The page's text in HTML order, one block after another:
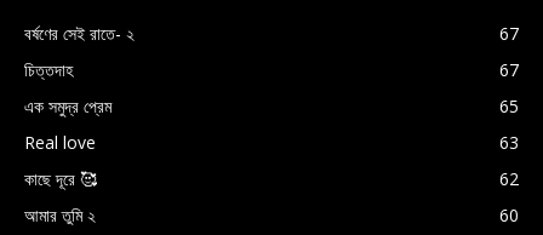
বর্ষণের সেই রাতে- ২
67
চিত্তদাহ
67
এক সমুদ্র প্রেম
65
Real love
63
কাছে দূরে 🥰
62
আমার তুমি ২
60